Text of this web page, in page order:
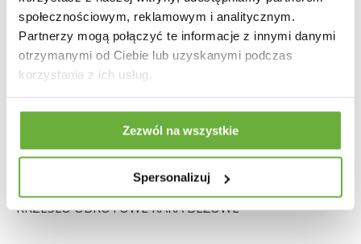
społecznościowym, reklamowym i analitycznym.
Partnerzy mogą połączyć te informacje z innymi danymi
otrzymanymi od Ciebie lub uzyskanymi podczas
korzystania z ich usług.
Zezwól na wszystkie
Spersonalizuj
KRZESŁO OBROTOWE KARA BEŻOWE